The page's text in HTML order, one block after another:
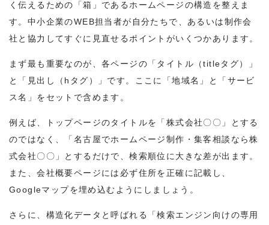
く伝えるための「箱」であるホームページの構造を整えま
す。中小企業のWEB担当者が自分たちで、あるいは制作会
社と協力してすぐに見直せるポイントがいくつかあります。
まず最も重要なのが、各ページの「タイトル（titleタグ）」
と「見出し（hタグ）」です。ここに「地域名」と「サービ
ス名」をセットで含めます。
例えば、トップページのタイトルを「株式会社〇〇」とする
のではなく、「名古屋でホームページ制作・集客相談なら株
式会社〇〇」とするだけで、検索順位に大きな差が出ます。
また、会社概要ページには必ず住所を正確に記載し、
Googleマップを埋め込むようにしましょう。
さらに、構造化データと呼ばれる「検索エンジン向けの専用